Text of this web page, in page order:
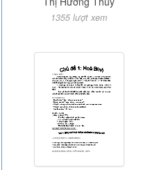
1355 lượt xem